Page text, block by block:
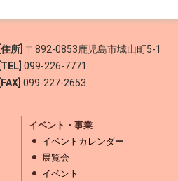
[住所] 〒892-0853鹿児島市城山町5-1
[TEL] 099-226-7771
[FAX] 099-227-2653
イベント・事業
イベントカレンダー
展覧会
イベント